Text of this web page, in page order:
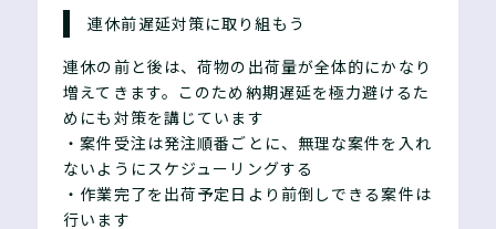
連休前遅延対策に取り組もう
連休の前と後は、荷物の出荷量が全体的にかなり
増えてきます。このため納期遅延を極力避けるた
めにも対策を講じています
・案件受注は発注順番ごとに、無理な案件を入れ
ないようにスケジューリングする
・作業完了を出荷予定日より前倒しできる案件は
行います